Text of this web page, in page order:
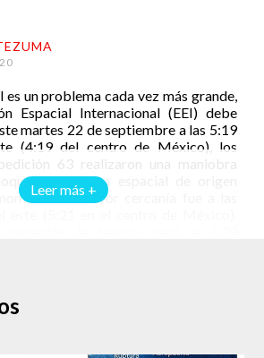
Leer más +
es un problema cada vez más grande,
Espacial Internacional (EEI) debe
martes 22 de septiembre a las 5:19
(4:19 del centro de México), los
63 realizaron una maniobra
con basura espacial de origen
de mayor cercanía fue a las
la tripulación jamás estuvo en